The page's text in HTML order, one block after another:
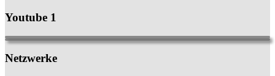
Youtube 1
Netzwerke